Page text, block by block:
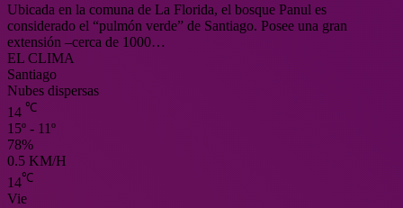
Ubicada en la comuna de La Florida, el bosque Panul es
considerado el “pulmón verde” de Santiago. Posee una gran
extensión –cerca de 1000…
EL CLIMA
Santiago
Nubes dispersas
14 ℃
15º - 11º
78%
0.5 KM/H
14℃
Vie